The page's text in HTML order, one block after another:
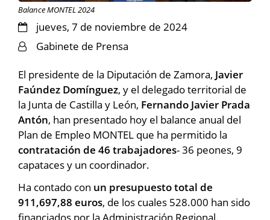
Balance MONTEL 2024
jueves, 7 de noviembre de 2024
Gabinete de Prensa
El presidente de la Diputación de Zamora, Javier
Faúndez Domínguez, y el delegado territorial de
la Junta de Castilla y León, Fernando Javier Prada
Antón, han presentado hoy el balance anual del
Plan de Empleo MONTEL que ha permitido la
contratación de 46 trabajadores- 36 peones, 9
capataces y un coordinador.
Ha contado con un presupuesto total de
911,697,88 euros, de los cuales 528.000 han sido
financiados por la Administración Regional.